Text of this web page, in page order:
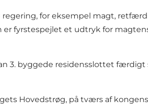
for eksempel magt,
er fyrstespejlet et udtryk for
3. byggede residensslottet
Hovedstrøg, på tværs af